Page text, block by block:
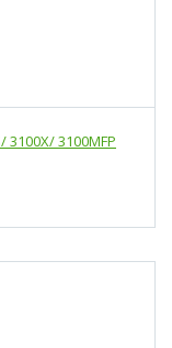
3100MFP